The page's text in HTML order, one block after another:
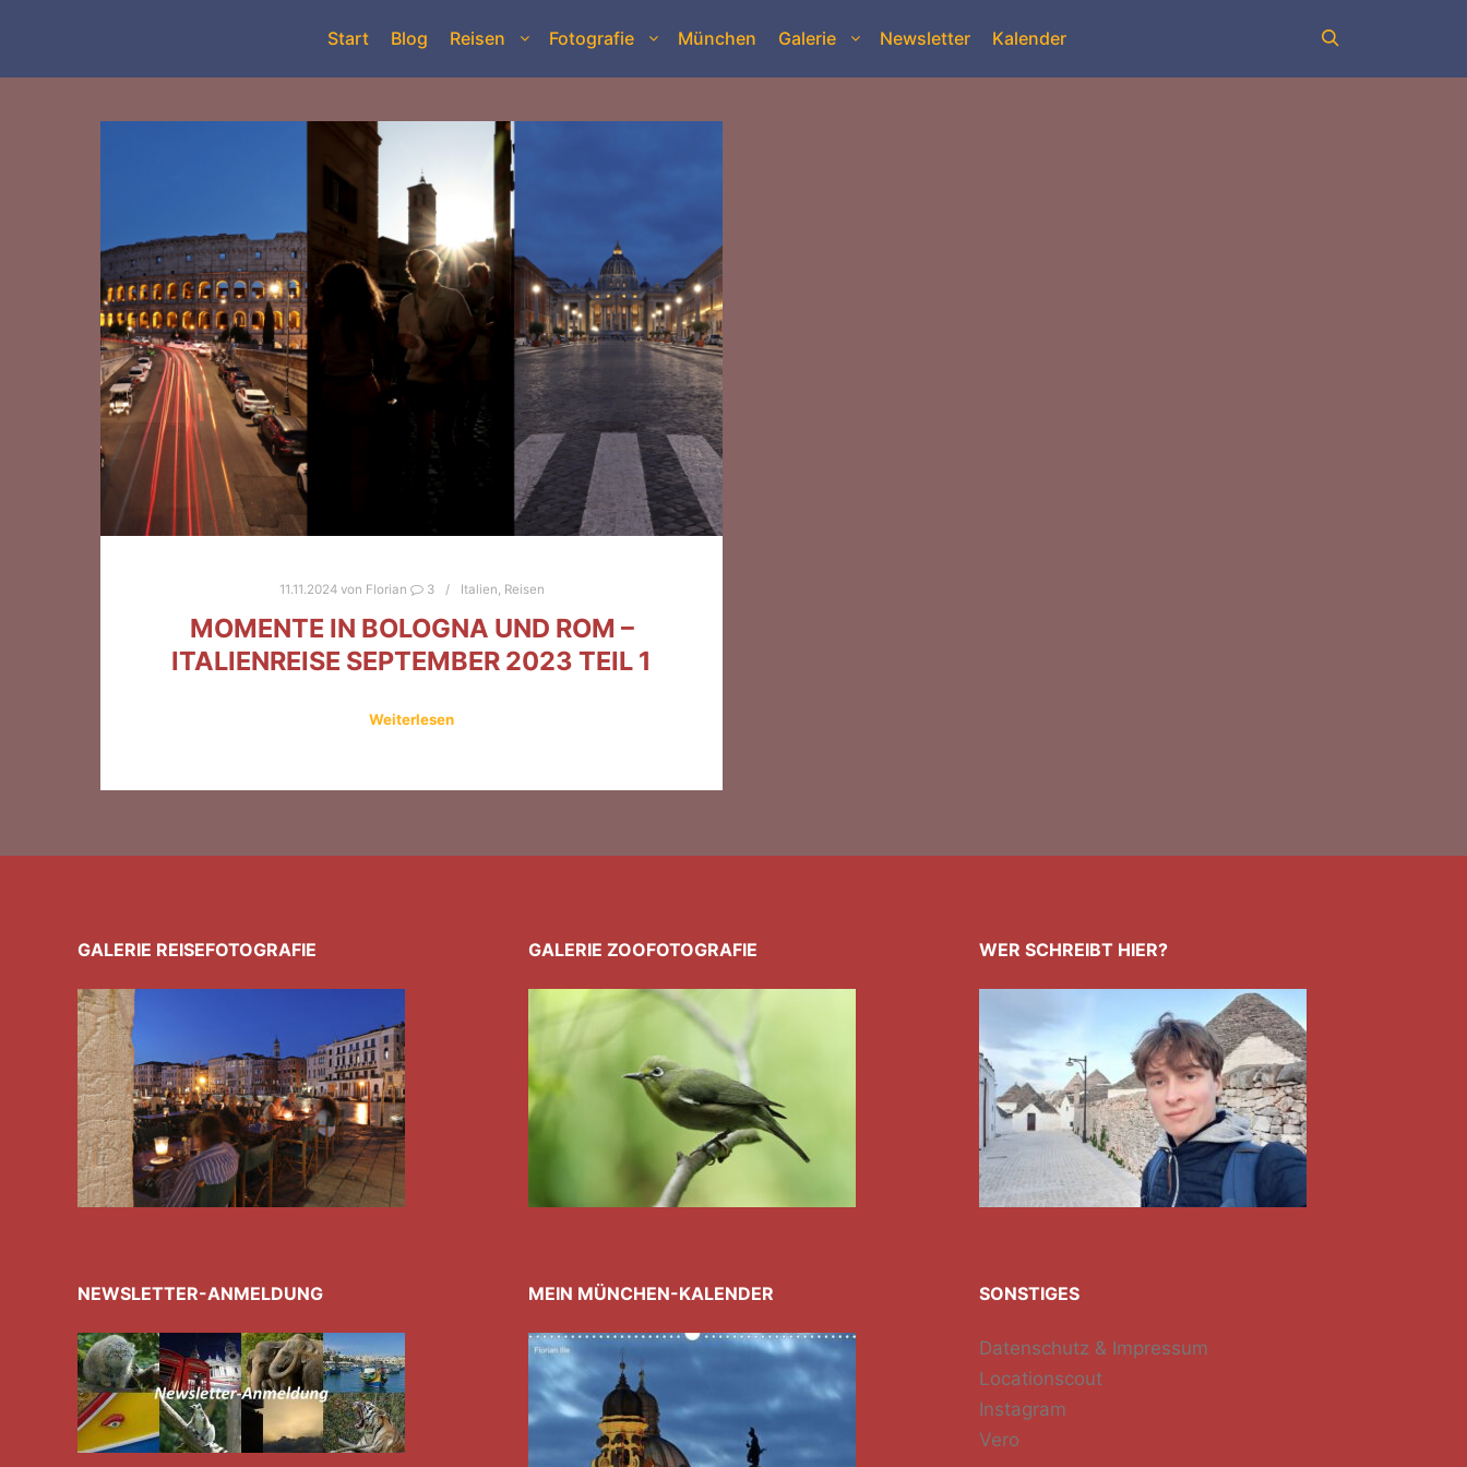
Start Blog Reisen Fotografie München Galerie Newsletter Kalender
11.11.2024von Florian 3 Italien Reisen
MOMENTE IN BOLOGNA UND ROM –
ITALIENREISE SEPTEMBER 2023 TEIL 1
Weiterlesen
GALERIE REISEFOTOGRAFIE GALERIE ZOOFOTOGRAFIE WER SCHREIBT HIER?
NEWSLETTER-ANMELDUNG MEIN MÜNCHEN-KALENDER SONSTIGES
Datenschutz & Impressum
Locationscout
Instagram
Vero